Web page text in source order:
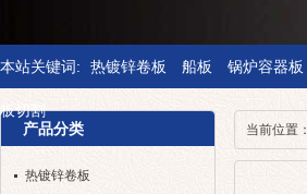
本站关键词: 热镀锌卷板 船板 锅炉容器板
板切割
当前位置：
产品分类
热镀锌卷板